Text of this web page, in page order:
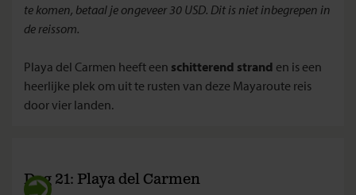
te komen, betaal je ongeveer 30 USD. Dit is niet inbegrepen in
de reissom.
Playa del Carmen heeft een schitterend strand en is een
heerlijke plek om uit te rusten van deze Mayaroute reis
door vier landen.
Dag 21: Playa del Carmen